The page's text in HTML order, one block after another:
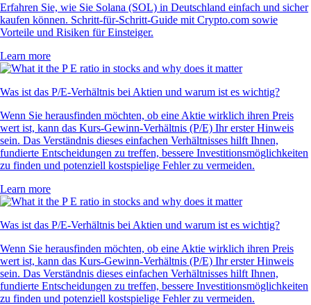
Erfahren Sie, wie Sie Solana (SOL) in Deutschland einfach und sicher
kaufen können. Schritt-für-Schritt-Guide mit Crypto.com sowie
Vorteile und Risiken für Einsteiger.
Learn more
Was ist das P/E-Verhältnis bei Aktien und warum ist es wichtig?
Wenn Sie herausfinden möchten, ob eine Aktie wirklich ihren Preis
wert ist, kann das Kurs-Gewinn-Verhältnis (P/E) Ihr erster Hinweis
sein. Das Verständnis dieses einfachen Verhältnisses hilft Ihnen,
fundierte Entscheidungen zu treffen, bessere Investitionsmöglichkeiten
zu finden und potenziell kostspielige Fehler zu vermeiden.
Learn more
Was ist das P/E-Verhältnis bei Aktien und warum ist es wichtig?
Wenn Sie herausfinden möchten, ob eine Aktie wirklich ihren Preis
wert ist, kann das Kurs-Gewinn-Verhältnis (P/E) Ihr erster Hinweis
sein. Das Verständnis dieses einfachen Verhältnisses hilft Ihnen,
fundierte Entscheidungen zu treffen, bessere Investitionsmöglichkeiten
zu finden und potenziell kostspielige Fehler zu vermeiden.